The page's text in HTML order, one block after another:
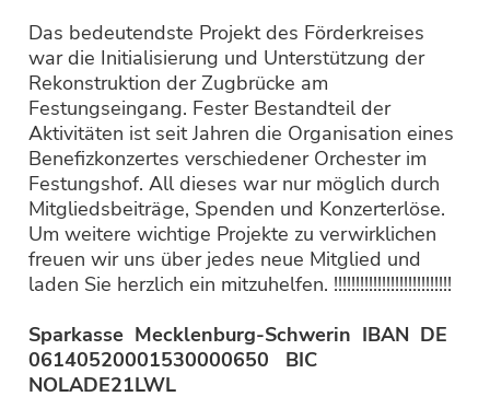
Das bedeutendste Projekt des Förderkreises
war die Initialisierung und Unterstützung der
Rekonstruktion der Zugbrücke am
Festungseingang. Fester Bestandteil der
Aktivitäten ist seit Jahren die Organisation eines
Benefizkonzertes verschiedener Orchester im
Festungshof. All dieses war nur möglich durch
Mitgliedsbeiträge, Spenden und Konzerterlöse.
Um weitere wichtige Projekte zu verwirklichen
freuen wir uns über jedes neue Mitglied und
laden Sie herzlich ein mitzuhelfen. !!!!!!!!!!!!!!!!!!!!!!!!!!!
Sparkasse Mecklenburg-Schwerin IBAN DE
06140520001530000650 BIC
NOLADE21LWL